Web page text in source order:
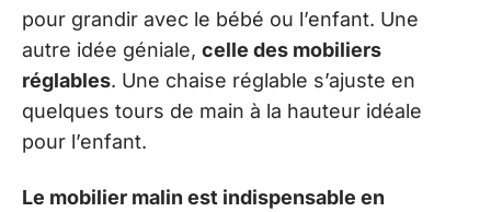
pour grandir avec le bébé ou l’enfant. Une
autre idée géniale, celle des mobiliers
réglables. Une chaise réglable s’ajuste en
quelques tours de main à la hauteur idéale
pour l’enfant.
Le mobilier malin est indispensable en